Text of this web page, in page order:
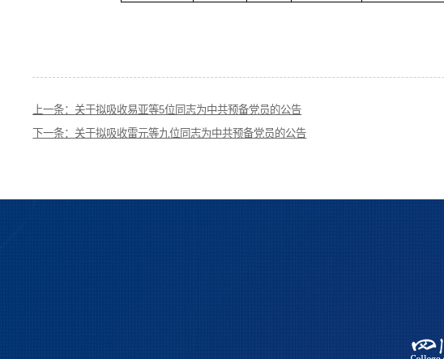
上一条： 关于拟吸收易亚等5位同志为中共预备党员的公告
下一条： 关于拟吸收雷元等九位同志为中共预备党员的公告